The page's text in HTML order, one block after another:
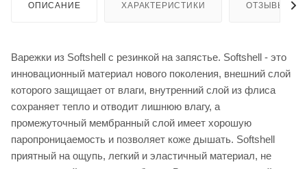
ОПИСАНИЕ ХАРАКТЕРИСТИКИ ОТЗЫВЫ
Варежки из Softshell с резинкой на запястье. Softshell - это
инновационный материал нового поколения, внешний слой
которого защищает от влаги, внутренний слой из флиса
сохраняет тепло и отводит лишнюю влагу, а
промежуточный мембранный слой имеет хорошую
паропроницаемость и позволяет коже дышать. Softshell
приятный на ощупь, легкий и эластичный материал, не